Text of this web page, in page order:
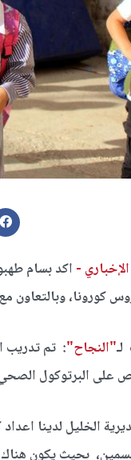
- اكد بسام
كورونا، وبالتعاون
"النجاح": تم تدريب
على البرتوكول
الخليل لدينا اعداد
بحيث يكون هناك